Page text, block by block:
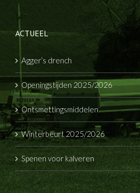
ACTUEEL
Agger’s drench
Openingstijden 2025/2026
Ontsmettingsmiddelen
Winterbeurt 2025/2026
Spenen voor kalveren